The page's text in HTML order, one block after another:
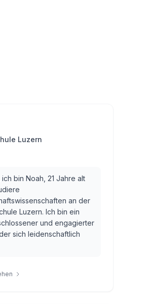
Luzern
ich bin Noah, 21 Jahre alt
an der
Luzern. Ich bin ein
und engagierter
sich leidenschaftlich